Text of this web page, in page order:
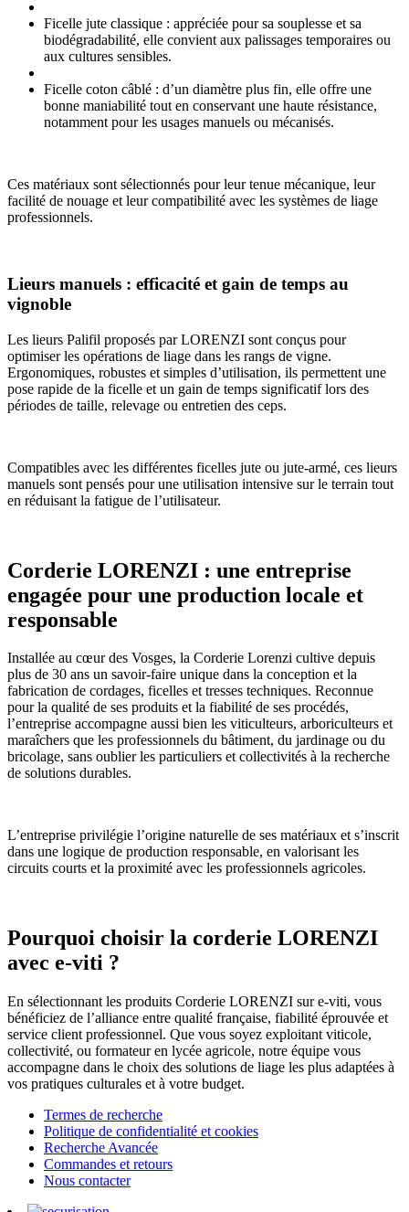
Ficelle jute classique : appréciée pour sa souplesse et sa
biodégradabilité, elle convient aux palissages temporaires ou
aux cultures sensibles.
Ficelle coton câblé : d’un diamètre plus fin, elle offre une
bonne maniabilité tout en conservant une haute résistance,
notamment pour les usages manuels ou mécanisés.
Ces matériaux sont sélectionnés pour leur tenue mécanique, leur
facilité de nouage et leur compatibilité avec les systèmes de liage
professionnels.
Lieurs manuels : efficacité et gain de temps au
vignoble
Les lieurs Palifil proposés par LORENZI sont conçus pour
optimiser les opérations de liage dans les rangs de vigne.
Ergonomiques, robustes et simples d’utilisation, ils permettent une
pose rapide de la ficelle et un gain de temps significatif lors des
périodes de taille, relevage ou entretien des ceps.
Compatibles avec les différentes ficelles jute ou jute-armé, ces lieurs
manuels sont pensés pour une utilisation intensive sur le terrain tout
en réduisant la fatigue de l’utilisateur.
Corderie LORENZI : une entreprise
engagée pour une production locale et
responsable
Installée au cœur des Vosges, la Corderie Lorenzi cultive depuis
plus de 30 ans un savoir-faire unique dans la conception et la
fabrication de cordages, ficelles et tresses techniques. Reconnue
pour la qualité de ses produits et la fiabilité de ses procédés,
l’entreprise accompagne aussi bien les viticulteurs, arboriculteurs et
maraîchers que les professionnels du bâtiment, du jardinage ou du
bricolage, sans oublier les particuliers et collectivités à la recherche
de solutions durables.
L’entreprise privilégie l’origine naturelle de ses matériaux et s’inscrit
dans une logique de production responsable, en valorisant les
circuits courts et la proximité avec les professionnels agricoles.
Pourquoi choisir la corderie LORENZI
avec e-viti ?
En sélectionnant les produits Corderie LORENZI sur e-viti, vous
bénéficiez de l’alliance entre qualité française, fiabilité éprouvée et
service client professionnel. Que vous soyez exploitant viticole,
collectivité, ou formateur en lycée agricole, notre équipe vous
accompagne dans le choix des solutions de liage les plus adaptées à
vos pratiques culturales et à votre budget.
Termes de recherche
Politique de confidentialité et cookies
Recherche Avancée
Commandes et retours
Nous contacter